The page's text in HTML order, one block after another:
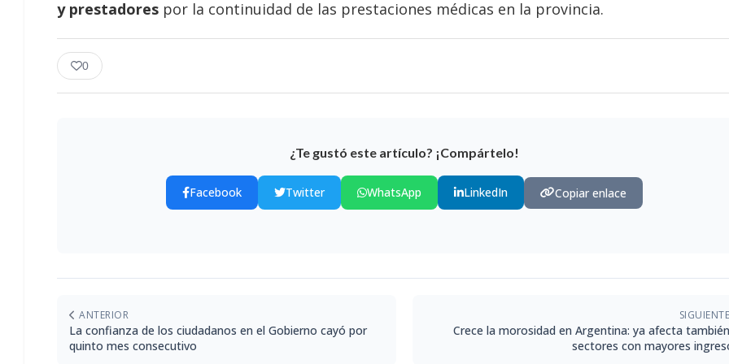
y prestadores por la continuidad de las prestaciones médicas en la provincia.
0
¿Te gustó este artículo? ¡Compártelo!
Facebook Twitter WhatsApp LinkedIn Copiar enlace
ANTERIOR
La confianza de los ciudadanos en el Gobierno cayó por
quinto mes consecutivo
SIGUIENTE
Crece la morosidad en Argentina: ya afecta
sectores con mayores